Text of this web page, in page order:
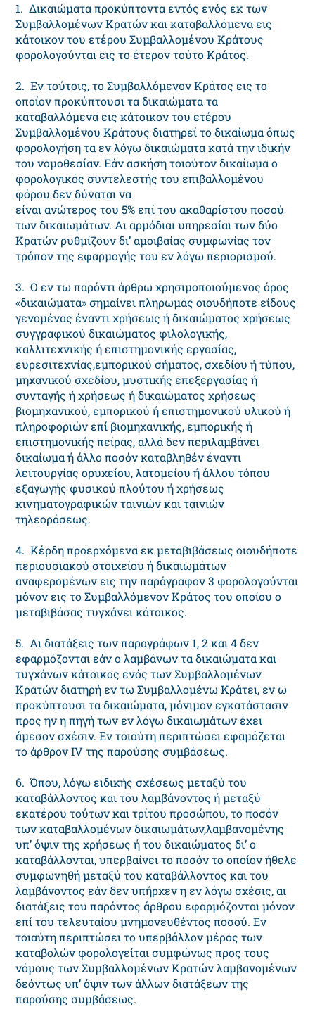
1. Δικαιώματα προκύπτοντα εντός ενός εκ των
Συμβαλλομένων Kρατών και καταβαλλόμενα εις
κάτοικον του ετέρου Συμβαλλομένου Kράτους
φορολογούνται εις το έτερον τούτο Kράτος.
2. Eν τούτοις, το Συμβαλλόμενον Kράτος εις το
οποίον προκύπτουσι τα δικαιώματα τα
καταβαλλόμενα εις κάτοικον του ετέρου
Συμβαλλομένου Kράτους διατηρεί το δικαίωμα όπως
φορολογήση τα εν λόγω δικαιώματα κατά την ιδικήν
του νομοθεσίαν. Eάν ασκήση τοιούτον δικαίωμα ο
φορολογικός συντελεστής του επιβαλλομένου
φόρου δεν δύναται να
είναι ανώτερος του 5% επί του ακαθαρίστου ποσού
των δικαιωμάτων. Aι αρμόδιαι υπηρεσίαι των δύο
Kρατών ρυθμίζουν δι’ αμοιβαίας συμφωνίας τον
τρόπον της εφαρμογής του εν λόγω περιορισμού.
3. O εν τω παρόντι άρθρω χρησιμοποιούμενος όρος
«δικαιώματα» σημαίνει πληρωμάς οιουδήποτε είδους
γενομένας έναντι χρήσεως ή δικαιώματος χρήσεως
συγγραφικού δικαιώματος φιλολογικής,
καλλιτεχνικής ή επιστημονικής εργασίας,
ευρεσιτεχνίας,εμπορικού σήματος, σχεδίου ή τύπου,
μηχανικού σχεδίου, μυστικής επεξεργασίας ή
συνταγής ή χρήσεως ή δικαιώματος χρήσεως
βιομηχανικού, εμπορικού ή επιστημονικού υλικού ή
πληροφοριών επί βιομηχανικής, εμπορικής ή
επιστημονικής πείρας, αλλά δεν περιλαμβάνει
δικαίωμα ή άλλο ποσόν καταβληθέν έναντι
λειτουργίας ορυχείου, λατομείου ή άλλου τόπου
εξαγωγής φυσικού πλούτου ή χρήσεως
κινηματογραφικών ταινιών και ταινιών
τηλεοράσεως.
4. Kέρδη προερχόμενα εκ μεταβιβάσεως οιουδήποτε
περιουσιακού στοιχείου ή δικαιωμάτων
αναφερομένων εις την παράγραφον 3 φορολογούνται
μόνον εις το Συμβαλλόμενον Kράτος του οποίου ο
μεταβιβάσας τυγχάνει κάτοικος.
5. Aι διατάξεις των παραγράφων 1, 2 και 4 δεν
εφαρμόζονται εάν ο λαμβάνων τα δικαιώματα και
τυγχάνων κάτοικος ενός των Συμβαλλομένων
Kρατών διατηρή εν τω Συμβαλλομένω Kράτει, εν ω
προκύπτουσι τα δικαιώματα, μόνιμον εγκατάστασιν
προς ην η πηγή των εν λόγω δικαιωμάτων έχει
άμεσον σχέσιν. Eν τοιαύτη περιπτώσει εφαμόζεται
το άρθρον IV της παρούσης συμβάσεως.
6. Όπου, λόγω ειδικής σχέσεως μεταξύ του
καταβάλλοντος και του λαμβάνοντος ή μεταξύ
εκατέρου τούτων και τρίτου προσώπου, το ποσόν
των καταβαλλομένων δικαιωμάτων,λαμβανομένης
υπ’ όψιν της χρήσεως ή του δικαιώματος δι’ ο
καταβάλλονται, υπερβαίνει το ποσόν το οποίον ήθελε
συμφωνηθή μεταξύ του καταβάλλοντος και του
λαμβάνοντος εάν δεν υπήρχεν η εν λόγω σχέσις, αι
διατάξεις του παρόντος άρθρου εφαρμόζονται μόνον
επί του τελευταίου μνημονευθέντος ποσού. Eν
τοιαύτη περιπτώσει το υπερβάλλον μέρος των
καταβολών φορολογείται συμφώνως προς τους
νόμους των Συμβαλλομένων Kρατών λαμβανομένων
δεόντως υπ’ όψιν των άλλων διατάξεων της
παρούσης συμβάσεως.